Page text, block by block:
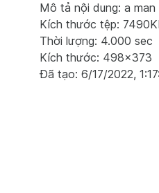
Mô tả nội dung: a
Kích thước tệp:
Thời lượng: 4.000 sec
Kích thước: 498x373
Đã tạo: 6/17/2022,